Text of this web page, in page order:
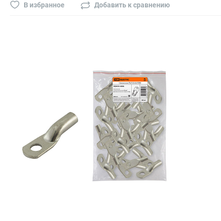
Электроды, сварочная техника
Электроды сварочные
Инверторы, сварочная техника
Маски сварщика
Зеркало сварщика
В избранное Добавить к сравнению